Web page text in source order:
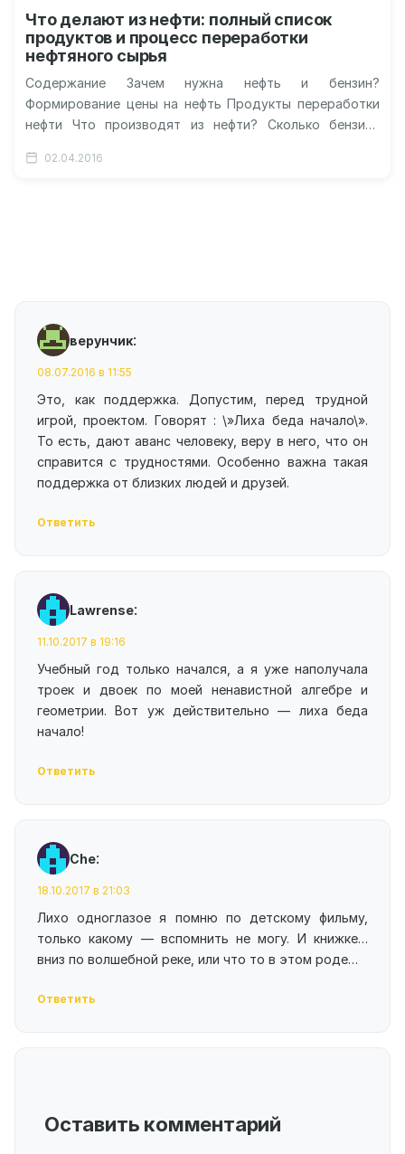
Что делают из нефти: полный список
продуктов и процесс переработки
нефтяного сырья
Содержание Зачем нужна нефть и бензин?
Формирование цены на нефть Продукты переработки
нефти Что производят из нефти? Сколько бензина
02.04.2016
верунчик:
08.07.2016 в 11:55
Это, как поддержка. Допустим, перед трудной
игрой, проектом. Говорят : \»Лиха беда начало\».
То есть, дают аванс человеку, веру в него, что он
справится с трудностями. Особенно важна такая
поддержка от близких людей и друзей.
Ответить
Lawrense:
11.10.2017 в 19:16
Учебный год только начался, а я уже наполучала
троек и двоек по моей ненавистной алгебре и
геометрии. Вот уж действительно — лиха беда
начало!
Ответить
Che:
18.10.2017 в 21:03
Лихо одноглазое я помню по детскому фильму,
только какому — вспомнить не могу. И книжке…
вниз по волшебной реке, или что то в этом роде…
Ответить
Оставить комментарий